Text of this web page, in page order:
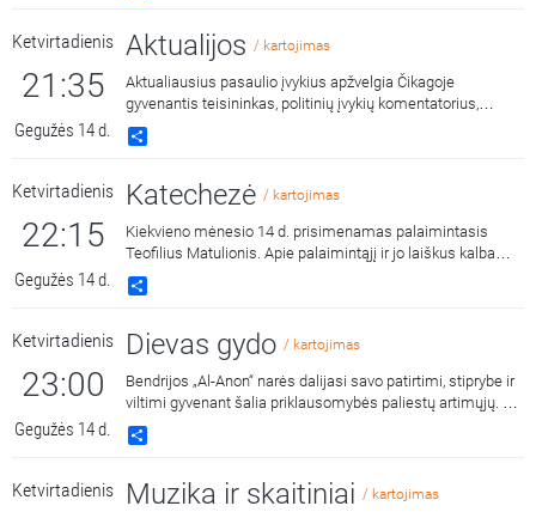
Ketvirtadienis
21:35
Gegužės 14 d.
Aktualijos / kartojimas
Aktualiausius pasaulio įvykius apžvelgia Čikagoje
gyvenantis teisininkas, politinių įvykių komentatorius,
ilgametis lietuvių išeivijos veikėjas dr. Povilas Žumbakis.
Kalbina Audrius Makauskas.
Ketvirtadienis
22:15
Gegužės 14 d.
Katechezė / kartojimas
Kiekvieno mėnesio 14 d. prisimenamas palaimintasis
Teofilius Matulionis. Apie palaimintąjį ir jo laiškus kalba
Išlaužo Švč. Mergelės Marijos Krikščionių pagalbos
parapijos klebonas kun. Vilius Sikorskas. Kalbina
Jolanta Felicija Celiešienė.
Ketvirtadienis
23:00
Gegužės 14 d.
Dievas gydo / kartojimas
Bendrijos „Al-Anon“ narės dalijasi savo patirtimi, stiprybe ir
viltimi gyvenant šalia priklausomybės paliestų artimųjų. Tai
liudijimai apie gijimą, tikėjimą ir kelią į vidinę ramybę. Laidą
veda „Anoniminių alkoholikų“ narys Martynas.
Ketvirtadienis Muzika ir skaitiniai / kartojimas